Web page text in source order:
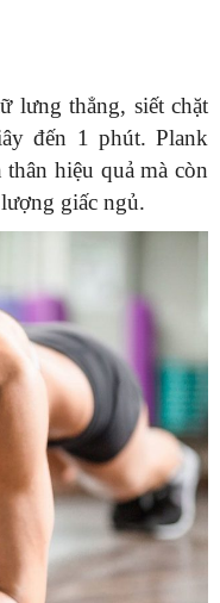
lưng thẳng, siết chặt
đến 1 phút. Plank
hiệu quả mà còn
giấc ngủ.